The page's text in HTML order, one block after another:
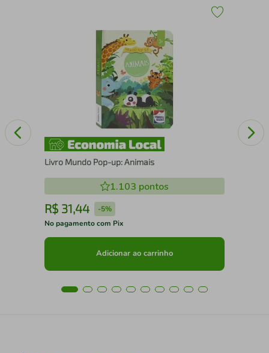
Livro Mundo Pop-up: Animais
1.103 pontos
R$ 31,44 -5%
No pagamento com Pix
Adicionar ao carrinho